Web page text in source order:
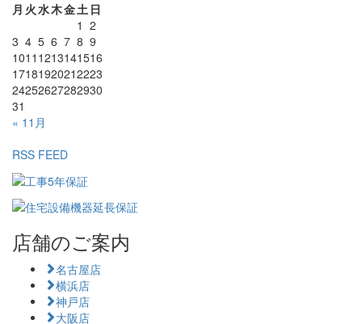
月 火水木金土 日
1 2
3 4 5 6 7 8 9
1011 1213141516
17181920212223
24252627282930
31
« 11月
RSS FEED
店舗のご案内
名古屋店
横浜店
神戸店
大阪店